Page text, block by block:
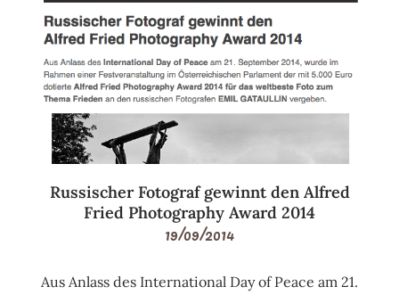
Russischer Fotograf gewinnt den Alfred
Fried Photography Award 2014
19/09/2014
Aus Anlass des International Day of Peace am 21.